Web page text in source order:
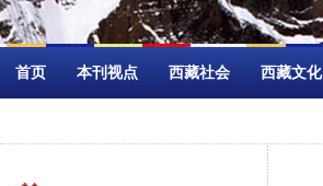
首页 本刊视点 西藏社会 西藏文化